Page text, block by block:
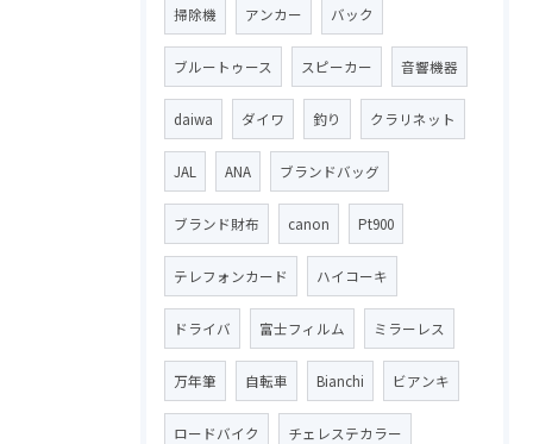
掃除機 アンカー バック
ブルートゥース スピーカー 音響機器
daiwa ダイワ 釣り クラリネット
JAL ANA ブランドバッグ
ブランド財布 canon Pt900
テレフォンカード ハイコーキ
ドライバ 富士フィルム ミラーレス
万年筆 自転車 Bianchi ビアンキ
ロードバイク チェレステカラー